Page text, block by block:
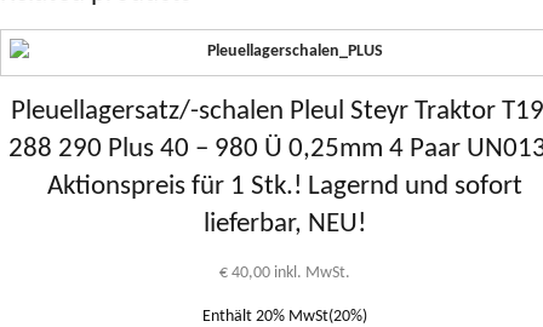
Pleuellagersatz/-schalen Pleul Steyr Traktor
288 290 Plus 40 – 980 Ü 0,25mm 4 Paar
Aktionspreis für 1 Stk.! Lagernd und sofort
lieferbar, NEU!
€ 40,00 inkl. MwSt.
Enthält 20% MwSt(20%)